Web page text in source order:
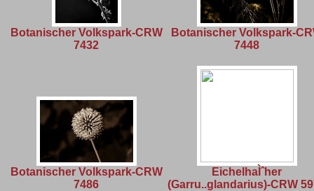
Botanischer Volkspark-CRW
7432
Botanischer Volkspark-
7448
Botanischer Volkspark-CRW
7486
EichelhaÌˆher
(Garru..glandarius)-CRW